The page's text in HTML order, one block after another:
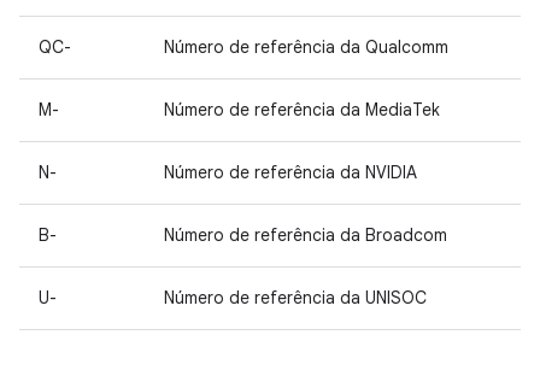
QC- Número de referência da Qualcomm
M- Número de referência da MediaTek
N- Número de referência da NVIDIA
B- Número de referência da Broadcom
U- Número de referência da UNISOC